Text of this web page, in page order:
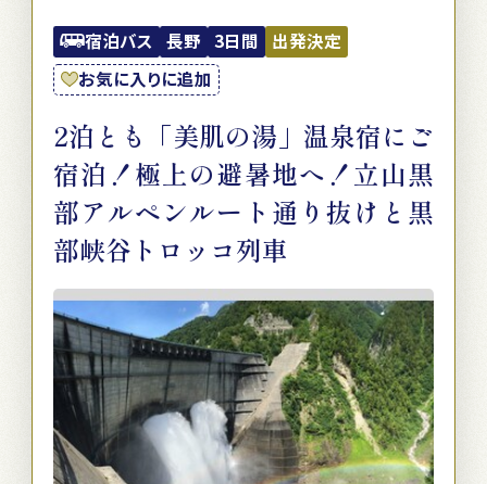
宿泊バス 長野 3日間
出発決定
お気に入りに追加
2泊とも「美肌の湯」温泉宿にご
宿泊！極上の避暑地へ！立山黒
部アルペンルート通り抜けと黒
部峡谷トロッコ列車